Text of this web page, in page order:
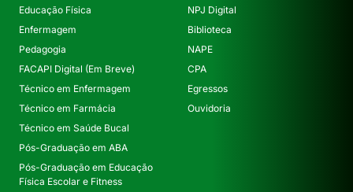
Educação Física
Enfermagem
Pedagogia
FACAPI Digital (Em Breve)
Técnico em Enfermagem
Técnico em Farmácia
Técnico em Saúde Bucal
Pós-Graduação em ABA
Pós-Graduação em Educação
Física Escolar e Fitness
NPJ Digital
Biblioteca
NAPE
CPA
Egressos
Ouvidoria